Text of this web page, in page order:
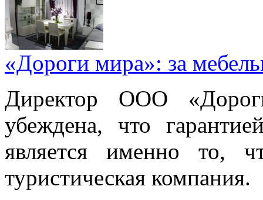
«Дороги мира»: за
Директор ООО
убеждена, что
является именно то,
туристическая компания.